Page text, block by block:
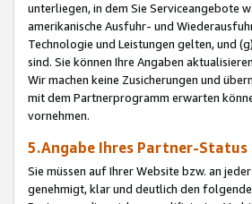
unterliegen, in dem Sie Serviceangebote
amerikanische Ausfuhr- und
Technologie und Leistungen gelten, und
sind. Sie können Ihre Angaben
Wir machen keine Zusicherungen und
mit dem Partnerprogramm erwarten
vornehmen.
5.Angabe Ihres Partner-Status
Sie müssen auf Ihrer Website bzw. an
genehmigt, klar und deutlich den